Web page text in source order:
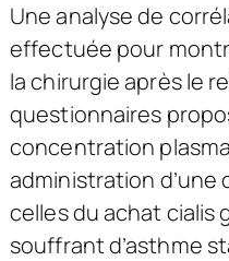
Une analyse de
effectuée pour
la chirurgie après le
questionnaires
concentration
administration d’une
celles du achat cialis
souffrant d’asthme